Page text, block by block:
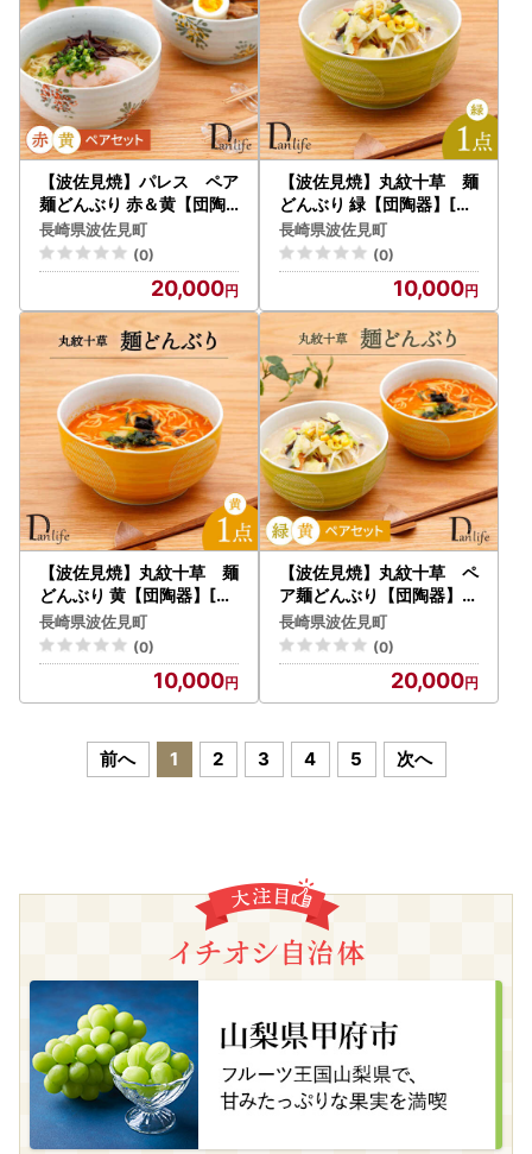
【波佐見焼】パレス ペア
麺どんぶり 赤＆黄【団陶
器】[PB135]
長崎県波佐見町
(0)
20,000
【波佐見焼】丸紋十草 麺
どんぶり 緑【団陶器】[PB
142]
長崎県波佐見町
(0)
10,000
【波佐見焼】丸紋十草 麺
どんぶり 黄【団陶器】[PB
143]
長崎県波佐見町
(0)
10,000
【波佐見焼】丸紋十草 ペ
ア麺どんぶり【団陶器】[
PB144]
長崎県波佐見町
(0)
20,000
前へ 1 2 3 4 5 次へ